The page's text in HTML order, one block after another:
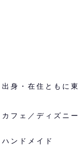
出身・在住ともに
カフェ／ディズニー
ハンドメイド